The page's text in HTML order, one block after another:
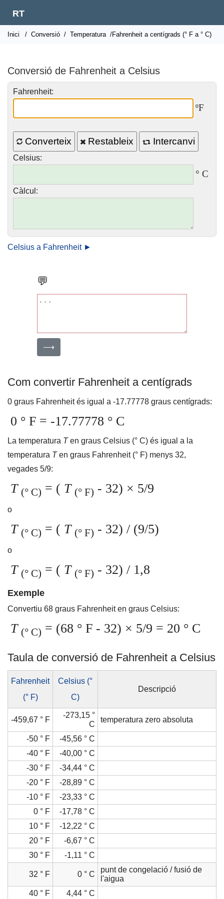
RT
Inici / Conversió / Temperatura /Fahrenheit a centígrads (° F a ° C)
Conversió de Fahrenheit a Celsius
Fahrenheit:
ºF
Converteix Restableix Intercanvi
Celsius:
° C
Càlcul:
Celsius a Fahrenheit ►
💬
⟶
Com convertir Fahrenheit a centígrads
0 graus Fahrenheit és igual a -17.77778 graus centígrads:
0 ° F = -17.77778 ° C
La temperatura Ten graus Celsius (° C) és igual a la
temperatura Ten graus Fahrenheit (° F) menys 32,
vegades 5/9:
T (° C) = ( T (° F) - 32) × 5/9
o
T (° C) = ( T (° F) - 32) / (9/5)
o
T (° C) = ( T (° F) - 32) / 1,8
Exemple
Convertiu 68 graus Fahrenheit en graus Celsius:
T (° C) = (68 ° F - 32) × 5/9 = 20 ° C
Taula de conversió de Fahrenheit a Celsius
Fahrenheit
(° F)
Celsius (°
C)
Descripció
-459,67 ° F
-273,15 °
C
temperatura zero absoluta
-50 ° F
-45,56 ° C
-40 ° F
-40,00 ° C
-30 ° F
-34,44 ° C
-20 ° F
-28,89 ° C
-10 ° F
-23,33 ° C
0 ° F
-17,78 ° C
10 ° F
-12,22 ° C
20 ° F
-6,67 ° C
30 ° F
-1,11 ° C
32 ° F 0 ° C
punt de congelació / fusió de
l'aigua
40 ° F
4,44 ° C